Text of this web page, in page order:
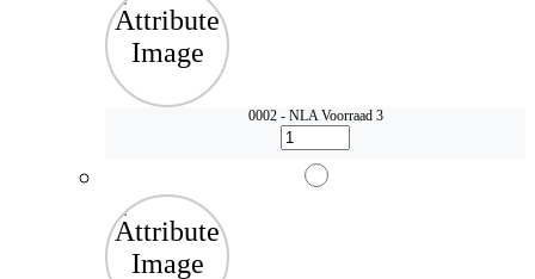
0002 - NLAVoorraad 3